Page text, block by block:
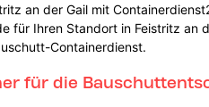
an der Gail mit
für Ihren Standort in Feistritz
Containerdienst.
für die